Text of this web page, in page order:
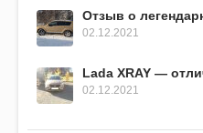
Отзыв о
02.12.2021
Lada XRAY —
02.12.2021